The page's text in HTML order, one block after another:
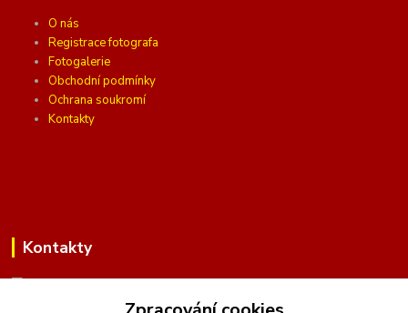
O nás
Registrace fotografa
Fotogalerie
Obchodní podmínky
Ochrana soukromí
Kontakty
Kontakty
(Po-Pá, 10 - 16 hod.)